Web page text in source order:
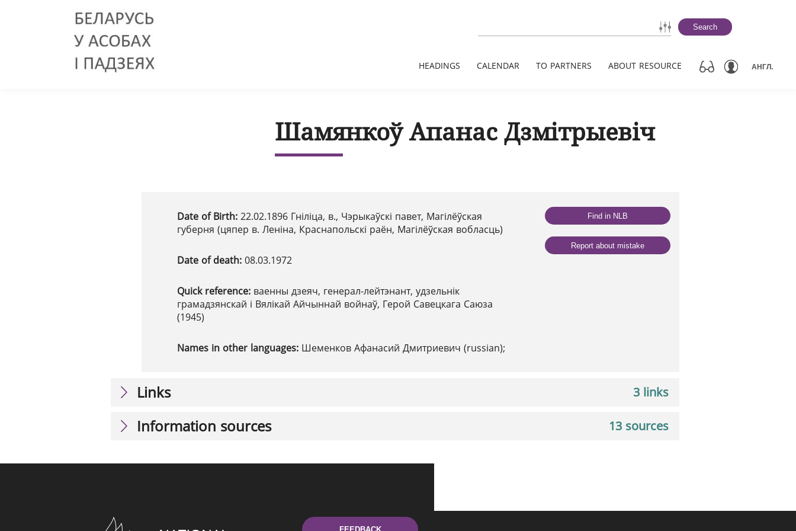
Search
HEADINGS CALENDAR TO PARTNERS ABOUT RESOURCE АНГЛ.
Шамянкоў Апанас Дзмітрыевіч
Date of Birth: 22.02.1896 Гніліца, в., Чэрыкаўскі павет, Магілёўская
губерня (цяпер в. Леніна, Краснапольскі раён, Магілёўская вобласць)
Date of death: 08.03.1972
Quick reference: ваенны дзеяч, генерал-лейтэнант, удзельнік
грамадзянскай і Вялікай Айчыннай войнаў, Герой Савецкага Саюза
(1945)
Names in other languages: Шеменков Афанасий Дмитриевич (russian);
Find in NLB
Report about mistake
3 links
Links
13 sources
Information sources